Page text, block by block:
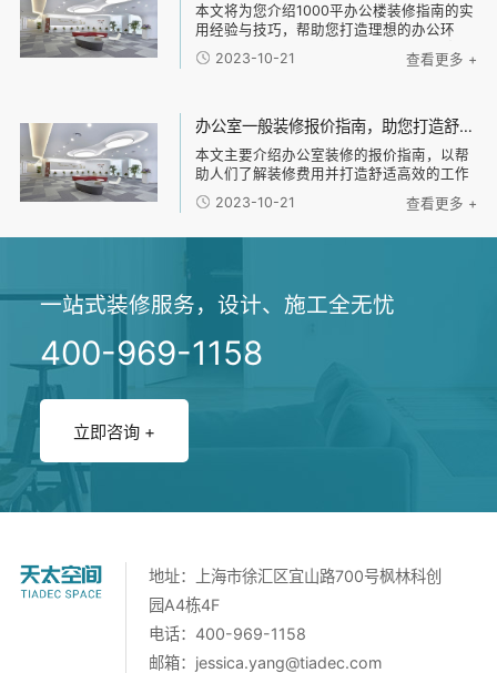
本文将为您介绍1000平办公楼装修指南的实
用经验与技巧，帮助您打造理想的办公环
境。主要从以下四个方面进行阐述：1、规划
办公空间；2、选择合适的装修材料；3、设
2023-10-21 查看更多 +
办公室一般装修报价指南，助您打造舒适高效的工作环境！
本文主要介绍办公室装修的报价指南，以帮
助人们了解装修费用并打造舒适高效的工作
环境。文章分为四个部分：首先是装修的基
本费用，包括设计费、施工费和材料费等；
2023-10-21 查看更多 +
一站式装修服务，设计、施工全无忧
400-969-1158
立即咨询 +
地址：上海市徐汇区宜山路700号枫林科创
园A4栋4F
电话：400-969-1158
邮箱： jessica.yang@tiadec.com